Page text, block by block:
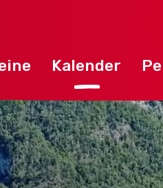
Kalender